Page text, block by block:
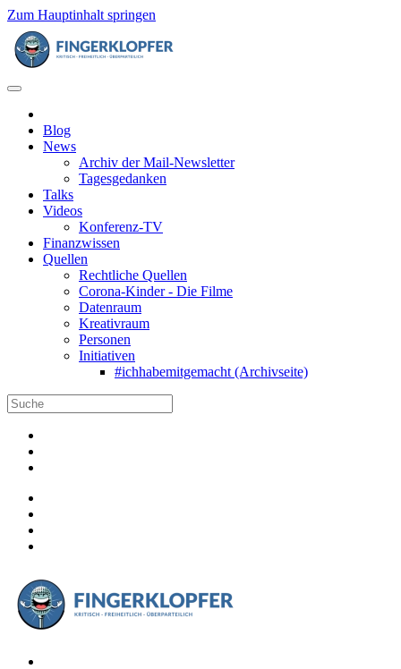
Zum Hauptinhalt springen
Blog
News
Archiv der Mail-Newsletter
Tagesgedanken
Talks
Videos
Konferenz-TV
Finanzwissen
Quellen
Rechtliche Quellen
Corona-Kinder - Die Filme
Datenraum
Kreativraum
Personen
Initiativen
#ichhabemitgemacht (Archivseite)